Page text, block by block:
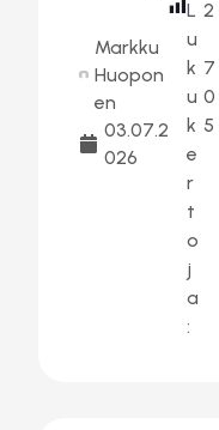
Markku
Huopon
en
03.07.2
026
L
u
k
u
k
e
r
t
o
j
a
:
2
7
0
5